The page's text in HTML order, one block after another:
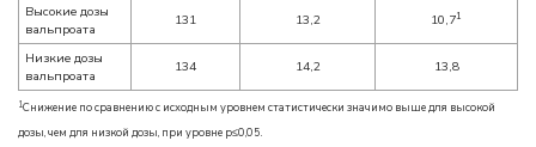
Высокие дозы
вальпроата
131 13,2 10,71
Низкие дозы
вальпроата
134 14,2 13,8
1Снижение по сравнению с исходным уровнем статистически значимо выше для высокой
дозы, чем для низкой дозы, при уровне p≤0,05.